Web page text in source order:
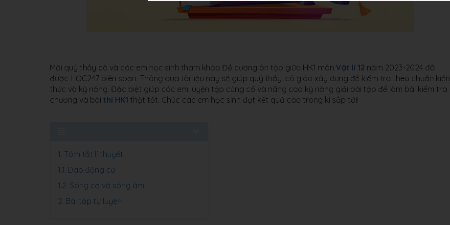
Mời quý thầy cô và các em học sinh tham khảo Đề cương ôn tập giữa HK1 môn Vật lí 12 năm 2023-2024 đã
được HỌC247 biên soạn. Thông qua tài liệu này sẽ giúp quý thầy, cô giáo xây dựng đề kiểm tra theo chuẩn kiến
thức và kỹ năng. Đặc biệt giúp các em luyện tập củng cố và nâng cao kỹ năng giải bài tập để làm bài kiểm tra
chương và bài thi HK1 thật tốt. Chúc các em học sinh đạt kết quả cao trong kì sắp tới!
1. Tóm tắt lí thuyết
1.1. Dao động cơ
1.2. Sóng cơ và sóng âm
2. Bài tập tự luyện